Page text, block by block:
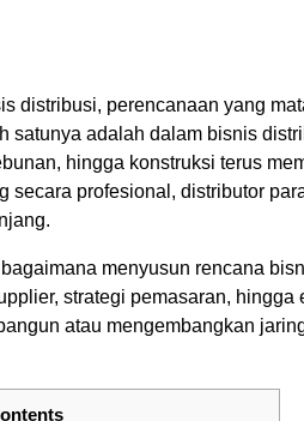
distribusi, perencanaan yang
satunya adalah dalam bisnis
hingga konstruksi terus
secara profesional, distributor
menyusun rencana
strategi pemasaran,
atau mengembangkan